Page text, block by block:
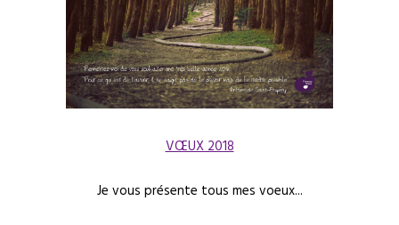
VŒUX 2018
Je vous présente tous mes voeux...